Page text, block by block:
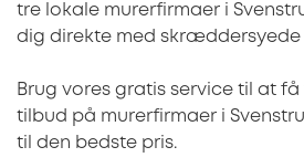
tre lokale murerfirmaer i
dig direkte med skræddersyede
Brug vores gratis service til at
tilbud på murerfirmaer i
til den bedste pris.